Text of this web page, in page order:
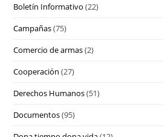
Boletín Informativo (22)
Campañas(75)
Comercio de armas(2)
Cooperación (27)
Derechos Humanos(51)
Documentos(95)